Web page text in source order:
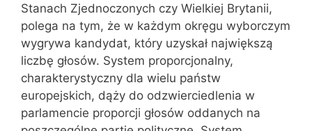
Stanach Zjednoczonych czy Wielkiej Brytanii,
polega na tym, że w każdym okręgu wyborczym
wygrywa kandydat, który uzyskał największą
liczbę głosów. System proporcjonalny,
charakterystyczny dla wielu państw
europejskich, dąży do odzwierciedlenia w
parlamencie proporcji głosów oddanych na